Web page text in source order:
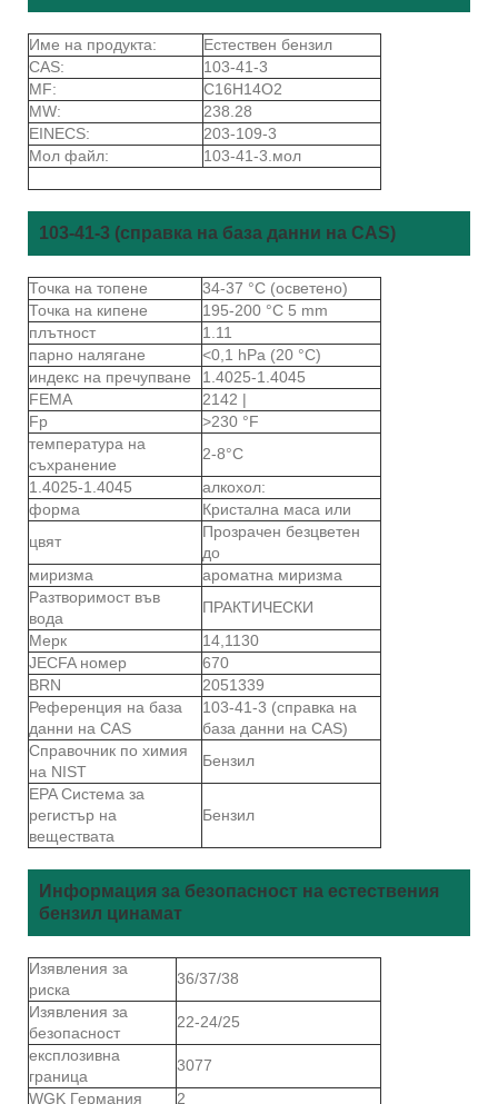
Име на продукта:
Естествен бензил
CAS:
103-41-3
MF:
C16H14O2
MW:
238.28
EINECS:
203-109-3
Мол файл:
103-41-3.мол
103-41-3 (справка на база данни на CAS)
Точка на топене
34-37 °C (осветено)
Точка на кипене
195-200 °C 5 mm
плътност
1.11
парно налягане
<0,1 hPa (20 °C)
индекс на пречупване
1.4025-1.4045
FEMA
2142 |
Fp
>230 °F
температура на
съхранение
2-8°C
1.4025-1.4045
алкохол:
форма
Кристална маса или
цвят
Прозрачен безцветен
до
миризма
ароматна миризма
Разтворимост във
вода
ПРАКТИЧЕСКИ
Мерк
14,1130
JECFA номер
670
BRN
2051339
Референция на база
данни на CAS
103-41-3 (справка на
база данни на CAS)
Справочник по химия
на NIST
Бензил
EPA Система за
регистър на
веществата
Бензил
Информация за безопасност на естествения
бензил цинамат
Изявления за
риска
36/37/38
Изявления за
безопасност
22-24/25
експлозивна
граница
3077
WGK Германия
2